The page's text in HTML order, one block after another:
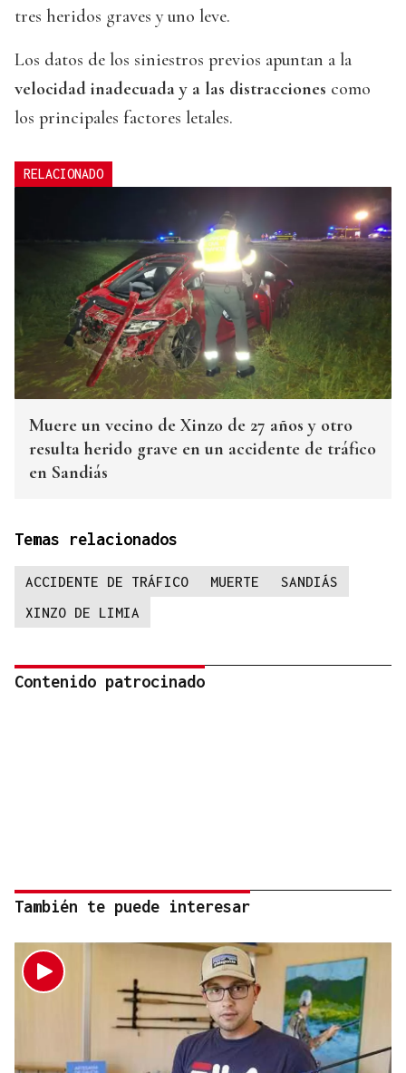
tres heridos graves y uno leve.
Los datos de los siniestros previos apuntan a la
velocidad inadecuada y a las distracciones como
los principales factores letales.
RELACIONADO
Muere un vecino de Xinzo de 27 años y otro
resulta herido grave en un accidente de tráfico
en Sandiás
Temas relacionados
ACCIDENTE DE TRÁFICO MUERTE
SANDIÁS
XINZO DE LIMIA
Contenido patrocinado
También te puede interesar